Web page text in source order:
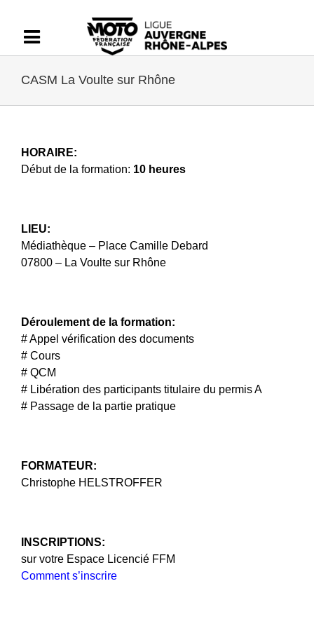
contenu
CASM La Voulte sur Rhône
HORAIRE:
Début de la formation: 10 heures
LIEU:
Médiathèque – Place Camille Debard
07800 – La Voulte sur Rhône
Déroulement de la formation:
# Appel vérification des documents
# Cours
# QCM
# Libération des participants titulaire du permis A
# Passage de la partie pratique
FORMATEUR:
Christophe HELSTROFFER
INSCRIPTIONS:
sur votre Espace Licencié FFM
Comment s’inscrire